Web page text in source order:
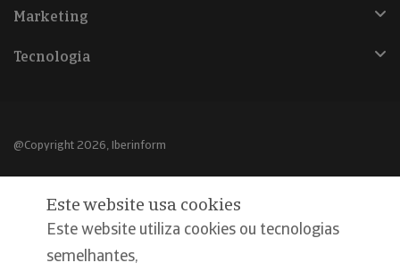
Marketing
Tecnologia
@Copyright 2026, Iberinform
Declaração de privacidade
Este website usa cookies
Este website utiliza cookies ou tecnologias
semelhantes,